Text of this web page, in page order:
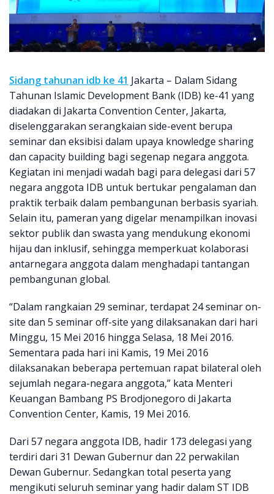
Sidang tahunan idb ke 41 Jakarta – Dalam Sidang
Tahunan Islamic Development Bank (IDB) ke-41 yang
diadakan di Jakarta Convention Center, Jakarta,
diselenggarakan serangkaian side-event berupa
seminar dan eksibisi dalam upaya knowledge sharing
dan capacity building bagi segenap negara anggota.
Kegiatan ini menjadi wadah bagi para delegasi dari 57
negara anggota IDB untuk bertukar pengalaman dan
praktik terbaik dalam pembangunan berbasis syariah.
Selain itu, pameran yang digelar menampilkan inovasi
sektor publik dan swasta yang mendukung ekonomi
hijau dan inklusif, sehingga memperkuat kolaborasi
antarnegara anggota dalam menghadapi tantangan
pembangunan global.
“Dalam rangkaian 29 seminar, terdapat 24 seminar on-
site dan 5 seminar off-site yang dilaksanakan dari hari
Minggu, 15 Mei 2016 hingga Selasa, 18 Mei 2016.
Sementara pada hari ini Kamis, 19 Mei 2016
dilaksanakan beberapa pertemuan rapat bilateral oleh
sejumlah negara-negara anggota,” kata Menteri
Keuangan Bambang PS Brodjonegoro di Jakarta
Convention Center, Kamis, 19 Mei 2016.
Dari 57 negara anggota IDB, hadir 173 delegasi yang
terdiri dari 31 Dewan Gubernur dan 22 perwakilan
Dewan Gubernur. Sedangkan total peserta yang
mengikuti seluruh seminar yang hadir dalam ST IDB